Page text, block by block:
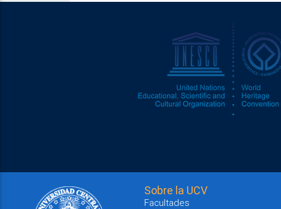
Sobre la UCV
Facultades